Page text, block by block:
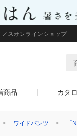
スオンラインショップ
商品 カタ
ワイドパンツ 「